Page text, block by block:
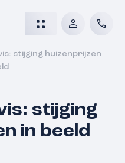
stijging huizenprijzen
stijging
in beeld